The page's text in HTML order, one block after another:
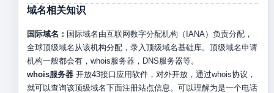
域名相关知识
国际域名： 国际域名由互联网数字分配机构（IANA）负责分配，
全球顶级域名从该机构分配，录入顶级域名基础库。顶级域名申请
机构一般都会有，whois服务器，DNS服务器等。
whois服务器开放43接口应用软件，对外开放，通过whois协议，
就可以查询该顶级域名下面注册站点信息。可以理解为是一个电话